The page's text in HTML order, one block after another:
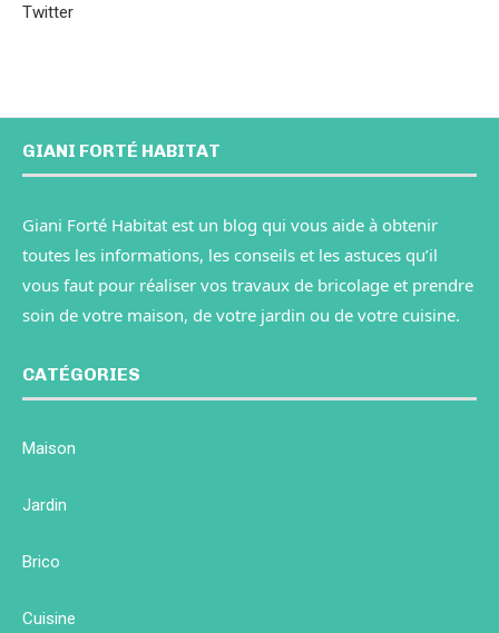
Twitter
GIANI FORTÉ HABITAT
Giani Forté Habitat est un blog qui vous aide à obtenir
toutes les informations, les conseils et les astuces qu’il
vous faut pour réaliser vos travaux de bricolage et prendre
soin de votre maison, de votre jardin ou de votre cuisine.
CATÉGORIES
Maison
Jardin
Brico
Cuisine